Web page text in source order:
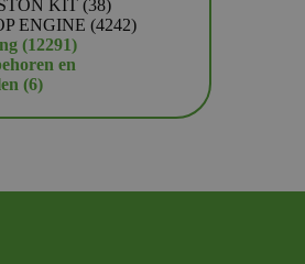
producten
KIT 3838
producten
ENGINE 42424242
1229112291
producten
en
66